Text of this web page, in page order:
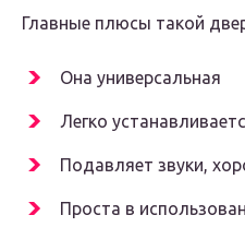
Главные плюсы такой
Она универсальная
Легко
Подавляет звуки,
Проста в